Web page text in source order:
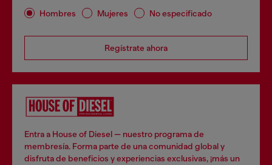
Hombres Mujeres No especificado
Regístrate ahora
Entra a House of Diesel — nuestro programa de
membresía. Forma parte de una comunidad global y
disfruta de beneficios y experiencias exclusivas, ¡más un